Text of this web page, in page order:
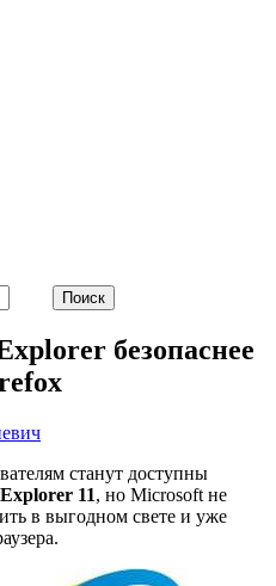
безопаснее
станут доступны
11, но Microsoft не
в выгодном свете и уже